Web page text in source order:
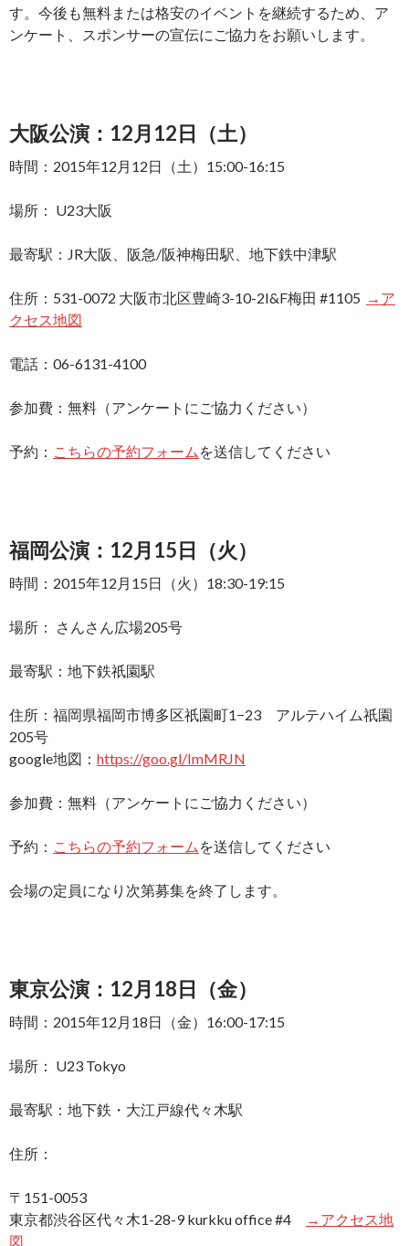
す。今後も無料または格安のイベントを継続するため、ア
ンケート、スポンサーの宣伝にご協力をお願いします。
大阪公演：12月12日（土）
時間：2015年12月12日（土）15:00-16:15
場所： U23大阪
最寄駅：JR大阪、阪急/阪神梅田駅、地下鉄中津駅
住所：531-0072 大阪市北区豊崎3-10-2I&F梅田 #1105 →ア
クセス地図
電話：06-6131-4100
参加費：無料（アンケートにご協力ください）
予約： こちらの予約フォーム を送信してください
福岡公演：12月15日（火）
時間：2015年12月15日（火）18:30-19:15
場所： さんさん広場205号
最寄駅：地下鉄祇園駅
住所：福岡県福岡市博多区祇園町1−23 アルテハイム祇園
205号
google地図： https://goo.gl/ImMRJN
参加費：無料（アンケートにご協力ください）
予約： こちらの予約フォーム を送信してください
会場の定員になり次第募集を終了します。
東京公演：12月18日（金）
時間：2015年12月18日（金）16:00-17:15
場所： U23 Tokyo
最寄駅：地下鉄・大江戸線代々木駅
住所：
〒151-0053
東京都渋谷区代々木1-28-9 kurkku office #4
→アクセス地
図